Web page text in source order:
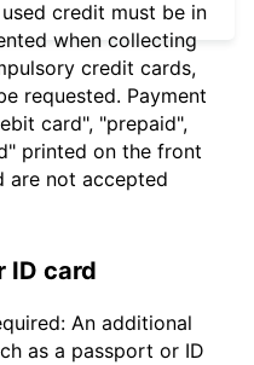
credit must be in
when collecting
credit cards,
requested. Payment
card", "prepaid",
printed on the front
are not accepted
ID card
An additional
as a passport or ID